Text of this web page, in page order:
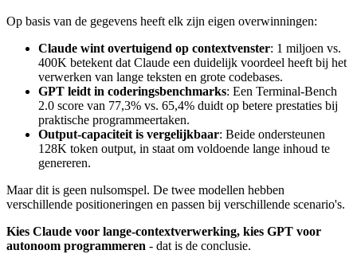
Op basis van de gegevens heeft elk zijn eigen overwinningen:
Claude wint overtuigend op contextvenster: 1 miljoen vs.
400K betekent dat Claude een duidelijk voordeel heeft bij het
verwerken van lange teksten en grote codebases.
GPT leidt in coderingsbenchmarks: Een Terminal-Bench
2.0 score van 77,3% vs. 65,4% duidt op betere prestaties bij
praktische programmeertaken.
Output-capaciteit is vergelijkbaar: Beide ondersteunen
128K token output, in staat om voldoende lange inhoud te
genereren.
Maar dit is geen nulsomspel. De twee modellen hebben
verschillende positioneringen en passen bij verschillende scenario's.
Kies Claude voor lange-contextverwerking, kies GPT voor
autonoom programmeren - dat is de conclusie.